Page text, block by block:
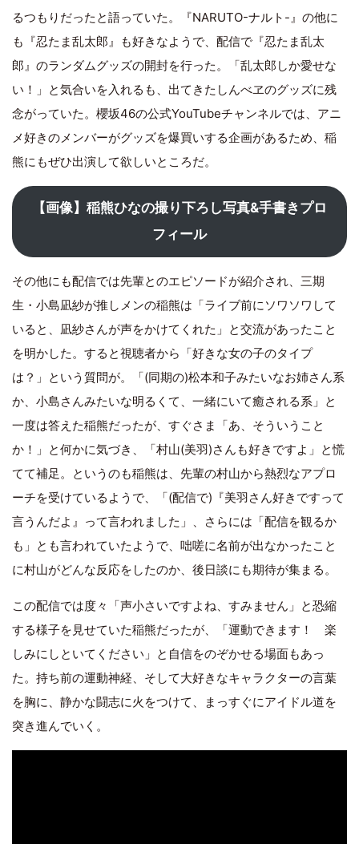
るつもりだったと語っていた。『NARUTO-ナルト-』の他に
も『忍たま乱太郎』も好きなようで、配信で『忍たま乱太
郎』のランダムグッズの開封を行った。「乱太郎しか愛せな
い！」と気合いを入れるも、出てきたしんべヱのグッズに残
念がっていた。櫻坂46の公式YouTubeチャンネルでは、アニ
メ好きのメンバーがグッズを爆買いする企画があるため、稲
熊にもぜひ出演して欲しいところだ。
【画像】稲熊ひなの撮り下ろし写真&手書きプロ
フィール
その他にも配信では先輩とのエピソードが紹介され、三期
生・小島凪紗が推しメンの稲熊は「ライブ前にソワソワして
いると、凪紗さんが声をかけてくれた」と交流があったこと
を明かした。すると視聴者から「好きな女の子のタイプ
は？」という質問が。「(同期の)松本和子みたいなお姉さん系
か、小島さんみたいな明るくて、一緒にいて癒される系」と
一度は答えた稲熊だったが、すぐさま「あ、そういうこと
か！」と何かに気づき、「村山(美羽)さんも好きですよ」と慌
てて補足。というのも稲熊は、先輩の村山から熱烈なアプロ
ーチを受けているようで、「(配信で)『美羽さん好きですって
言うんだよ』って言われました」、さらには「配信を観るか
も」とも言われていたようで、咄嗟に名前が出なかったこと
に村山がどんな反応をしたのか、後日談にも期待が集まる。
この配信では度々「声小さいですよね、すみません」と恐縮
する様子を見せていた稲熊だったが、「運動できます！ 楽
しみにしといてください」と自信をのぞかせる場面もあっ
た。持ち前の運動神経、そして大好きなキャラクターの言葉
を胸に、静かな闘志に火をつけて、まっすぐにアイドル道を
突き進んでいく。